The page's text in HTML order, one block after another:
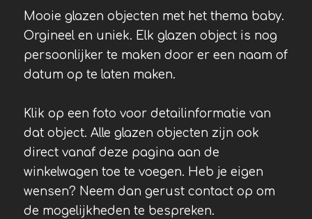
Mooie glazen objecten met het thema baby.
Orgineel en uniek. Elk glazen object is nog
persoonlijker te maken door er een naam of
datum op te laten maken.
Klik op een foto voor detailinformatie van
dat object. Alle glazen objecten zijn ook
direct vanaf deze pagina aan de
winkelwagen toe te voegen. Heb je eigen
wensen? Neem dan gerust contact op om
de mogelijkheden te bespreken.